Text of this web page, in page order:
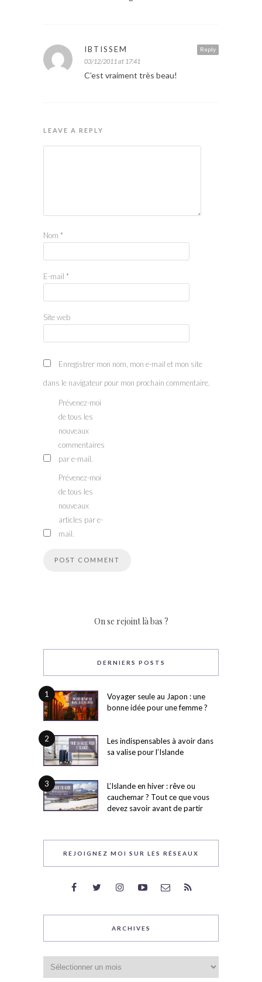
Reply
IBTISSEM
03/12/2011 at 17:41
C’est vraiment très beau!
LEAVE A REPLY
Nom *
E-mail *
Site web
Enregistrer mon nom, mon e-mail et mon site
dans le navigateur pour mon prochain commentaire.
Prévenez-moi
de tous les
nouveaux
commentaires
par e-mail.
Prévenez-moi
de tous les
nouveaux
articles par e-
mail.
On se rejoint là bas ?
DERNIERS POSTS
1
Voyager seule au Japon : une
bonne idée pour une femme ?
2
Les indispensables à avoir dans
sa valise pour l’Islande
3
L’Islande en hiver : rêve ou
cauchemar ? Tout ce que vous
devez savoir avant de partir
REJOIGNEZ MOI SUR LES RÉSEAUX
ARCHIVES